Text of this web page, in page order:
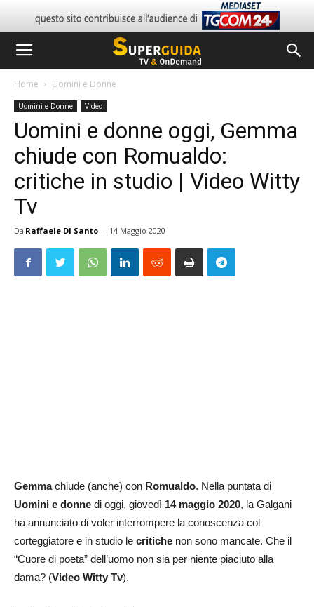
Home Uomini e Donne
Uomini e Donne Video
Uomini e donne oggi, Gemma
chiude con Romualdo:
critiche in studio | Video Witty
Tv
Da Raffaele Di Santo - 14 Maggio 2020
Gemmachiude (anche) con Romualdo. Nella puntata di
Uomini e donne di oggi, giovedì 14 maggio 2020, la Galgani
ha annunciato di voler interrompere la conoscenza col
corteggiatore e in studio le critiche non sono mancate. Che il
“Cuore di poeta” dell’uomo non sia per niente piaciuto alla
dama? (Video Witty Tv).